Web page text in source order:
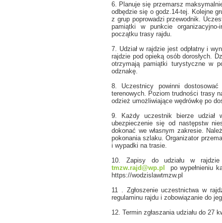
6. Planuje się przemarsz
odbędzie się o godz.14-tej. Kolejne
z grup poprowadzi przewodnik.
pamiątki w punkcie organizacyjno-
początku trasy rajdu.
7. Udział w rajdzie jest odpłatny i
rajdzie pod opieką osób dorosłych.
otrzymają pamiątki turystyczne w
odznakę.
8. Uczestnicy powinni
terenowych. Poziom trudności trasy
odzież umożliwiające wędrówkę po
9. Każdy uczestnik bierze udział
ubezpieczenie się od następstw
dokonać we własnym zakresie.
pokonania szlaku. Organizator
i wypadki na trasie.
10. Zapisy do udziału w
tmzw.rajd@wp.pl
po wypełnieniu
https://wodzislawtmzw.pl
11 . Zgłoszenie uczestnictwa w
regulaminu rajdu i zobowiązanie do
12. Termin zgłaszania udziału do 27